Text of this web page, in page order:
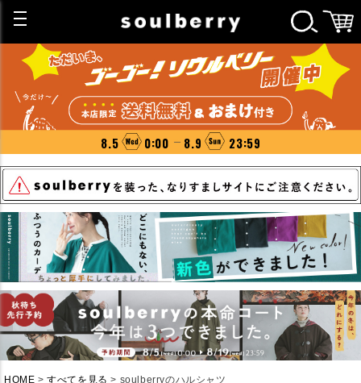
8.5 0:00 8.9 23:59
HOME すべてを見る soulberryのハルシャツ